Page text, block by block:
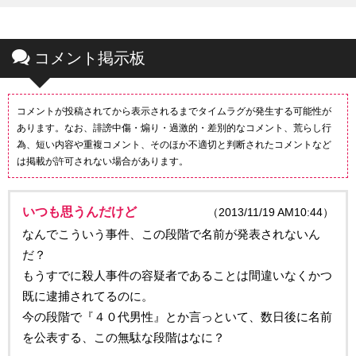
コメント掲示板
コメントが投稿されてから表示されるまでタイムラグが発生する可能性が
あります。なお、誹謗中傷・煽り・過激的・差別的なコメント、荒らし行
為、短い内容や重複コメント、そのほか不適切と判断されたコメントなど
は掲載が許可されない場合があります。
いつも思うんだけど （2013/11/19 AM10:44）
なんでこういう事件、この段階で名前が発表されないん
だ？
もうすでに殺人事件の容疑者であることは間違いなくかつ
既に逮捕されてるのに。
今の段階で『４０代男性』とか言っといて、数日後に名前
を公表する、この無駄な段階はなに？